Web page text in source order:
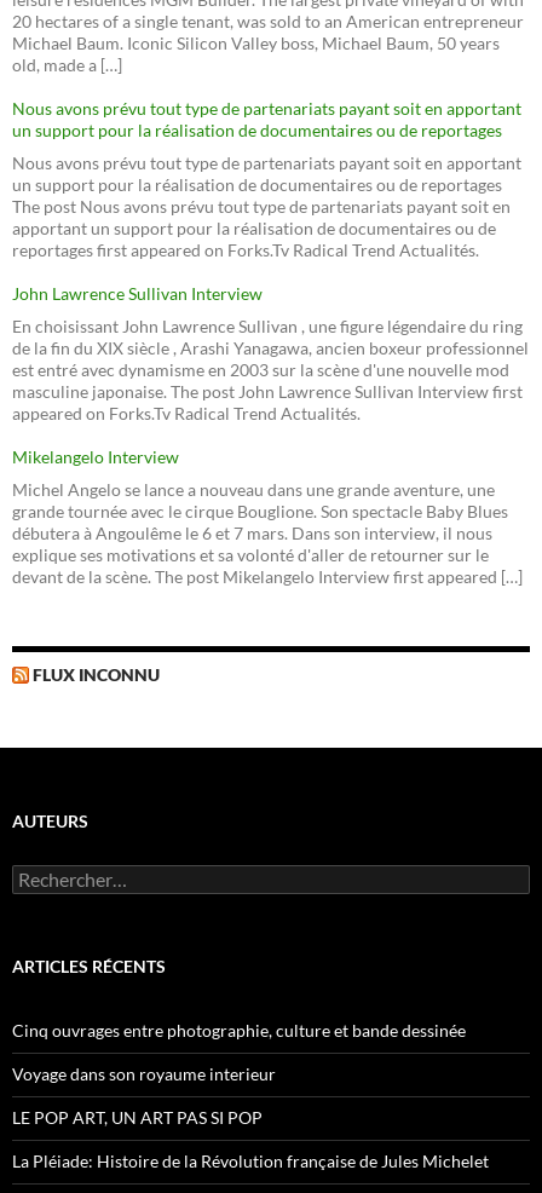
20 hectares of a single tenant, was sold to an American entrepreneur
Michael Baum. Iconic Silicon Valley boss, Michael Baum, 50 years
old, made a […]
Nous avons prévu tout type de partenariats payant soit en apportant
un support pour la réalisation de documentaires ou de reportages
Nous avons prévu tout type de partenariats payant soit en apportant
un support pour la réalisation de documentaires ou de reportages
The post Nous avons prévu tout type de partenariats payant soit en
apportant un support pour la réalisation de documentaires ou de
reportages first appeared on Forks.Tv Radical Trend Actualités.
John Lawrence Sullivan Interview
En choisissant John Lawrence Sullivan , une figure légendaire du ring
de la fin du XIX siècle , Arashi Yanagawa, ancien boxeur professionnel
est entré avec dynamisme en 2003 sur la scène d'une nouvelle mod
masculine japonaise. The post John Lawrence Sullivan Interview first
appeared on Forks.Tv Radical Trend Actualités.
Mikelangelo Interview
Michel Angelo se lance a nouveau dans une grande aventure, une
grande tournée avec le cirque Bouglione. Son spectacle Baby Blues
débutera à Angoulême le 6 et 7 mars. Dans son interview, il nous
explique ses motivations et sa volonté d'aller de retourner sur le
devant de la scène. The post Mikelangelo Interview first appeared […]
FLUX INCONNU
AUTEURS
R
e
e
h
e
r
:
ARTICLES RÉCENTS
Cinq ouvrages entre photographie, culture et bande dessinée
Voyage dans son royaume interieur
LE POP ART, UN ART PAS SI POP
La Pléiade: Histoire de la Révolution française de Jules Michelet